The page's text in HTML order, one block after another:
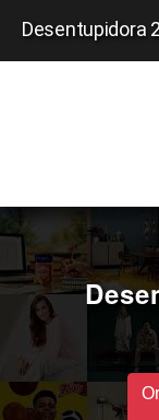
Desentupidora